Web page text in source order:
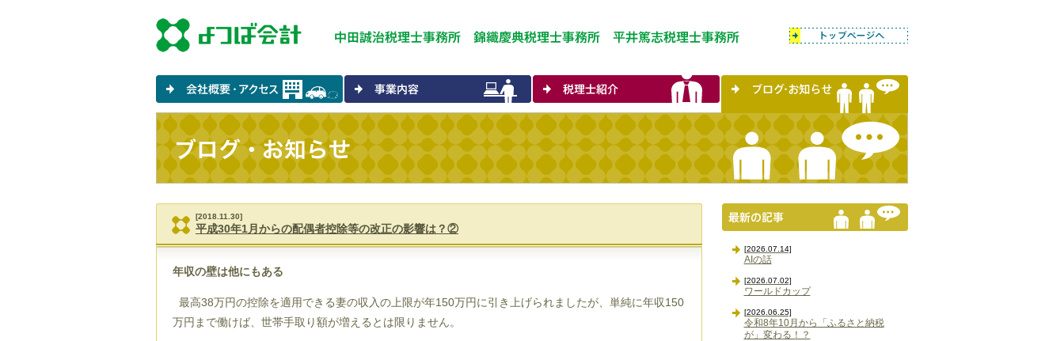
[2018.11.30]
平成30年1月からの配偶者控除等の改正の影響は？②
年収の壁は他にもある
最高38万円の控除を適用できる妻の収入の上限が年150万円に引き上げられましたが、単純に年収150
万円まで働けば、世帯手取り額が増えるとは限りません。
[2026.07.14]
AIの話
[2026.07.02]
ワールドカップ
[2026.06.25]
令和8年10月から「ふるさと納税
が」変わる！？